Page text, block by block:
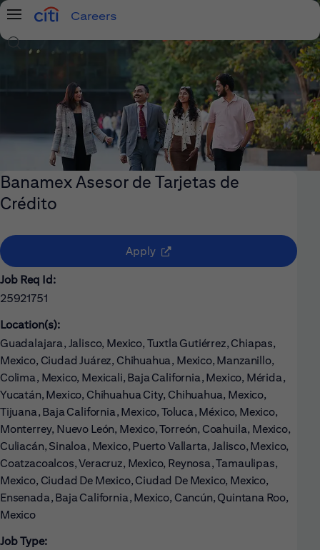
Menu
Careers
Search Jobs
Banamex Asesor de Tarjetas de
Crédito
Apply (opens in new window)
Job Req Id:
25921751
Location(s):
Guadalajara, Jalisco, Mexico, Tuxtla Gutiérrez, Chiapas,
Mexico, Ciudad Juárez, Chihuahua, Mexico, Manzanillo,
Colima, Mexico, Mexicali, Baja California, Mexico, Mérida,
Yucatán, Mexico, Chihuahua City, Chihuahua, Mexico,
Tijuana, Baja California, Mexico, Toluca, México, Mexico,
Monterrey, Nuevo León, Mexico, Torreón, Coahuila, Mexico,
Culiacán, Sinaloa, Mexico, Puerto Vallarta, Jalisco, Mexico,
Coatzacoalcos, Veracruz, Mexico, Reynosa, Tamaulipas,
Mexico, Ciudad De Mexico, Ciudad De Mexico, Mexico,
Ensenada, Baja California, Mexico, Cancún, Quintana Roo,
Mexico
Job Type: